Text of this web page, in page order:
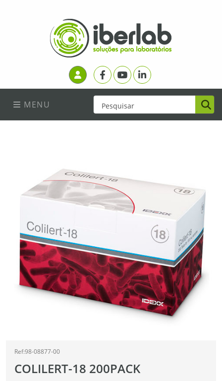
LoginFacebook
Youtube
Linkedin
MENU
Ref:98-08877-00
COLILERT-18 200PACK